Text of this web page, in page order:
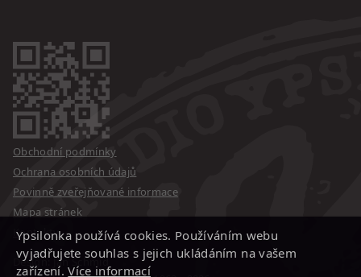
Obchodní podmínky
Ochrana osobních údajů
Povinně zveřejňované informace
Mapa stránek
Kontakty
Design: Jan Schmid
Ypsilonka používá cookies. Používáním webu
vyjadřujete souhlas s jejich ukládáním na vašem
zařízení.Více informací